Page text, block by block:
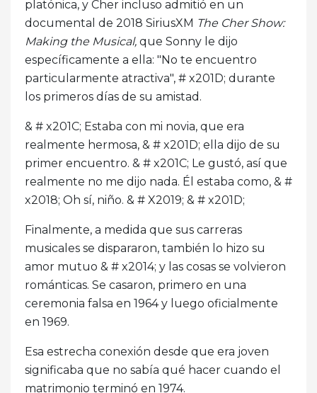
platónica, y Cher incluso admitió en un
documental de 2018 SiriusXM The Cher Show:
Making the Musical, que Sonny le dijo
específicamente a ella: "No te encuentro
particularmente atractiva", # x201D; durante
los primeros días de su amistad.
& # x201C; Estaba con mi novia, que era
realmente hermosa, & # x201D; ella dijo de su
primer encuentro. & # x201C; Le gustó, así que
realmente no me dijo nada. Él estaba como, & #
x2018; Oh sí, niño. & # X2019; & # x201D;
Finalmente, a medida que sus carreras
musicales se dispararon, también lo hizo su
amor mutuo & # x2014; y las cosas se volvieron
románticas. Se casaron, primero en una
ceremonia falsa en 1964 y luego oficialmente
en 1969.
Esa estrecha conexión desde que era joven
significaba que no sabía qué hacer cuando el
matrimonio terminó en 1974.